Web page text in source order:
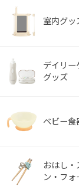
室内グッ
デイリー
グッズ
ベビー食
おはし・
ン・フォ